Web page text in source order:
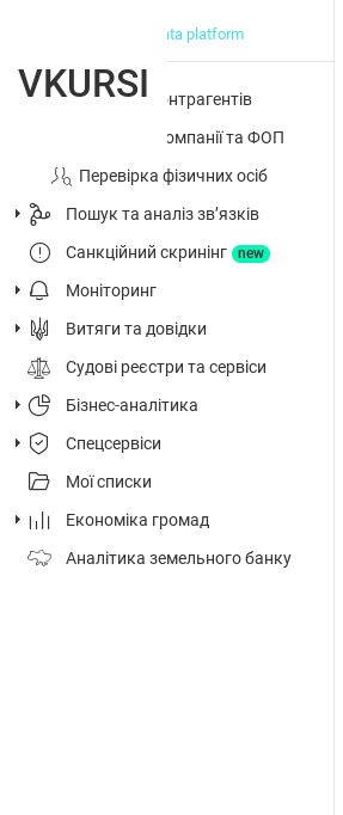
big data platform
Перевірка контрагентів
Досьє на компанії та ФОП
Перевірка фізичних осіб
Пошук та аналіз звʼязків
Санкційний скринінг
new
Моніторинг
Витяги та довідки
Судові реєстри та сервіси
Бізнес-аналітика
Спецсервіси
Мої списки
Економіка громад
Аналітика земельного банку
VKURSI